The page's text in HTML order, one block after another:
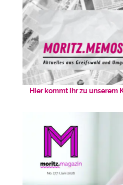
Hier kommt ihr zu unserem